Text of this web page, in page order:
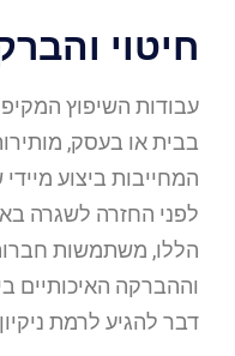
חיטוי
עבודות השיפוץ
בבית או בעסק,
המחייבות ביצוע
לפני החזרה לשגרה
הללו, משתמשות חברות
וההברקה האיכותיים
דבר להגיע לרמת